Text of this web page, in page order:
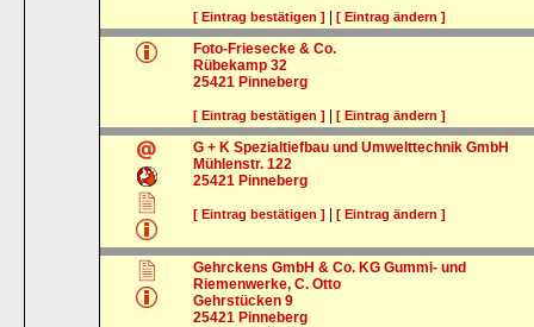
[ Eintrag bestätigen ] |[ Eintrag ändern ]
Foto-Friesecke & Co.
Rübekamp 32
25421 Pinneberg
[ Eintrag bestätigen ] |[ Eintrag ändern ]
G + K Spezialtiefbau und Umwelttechnik GmbH
Mühlenstr. 122
25421 Pinneberg
[ Eintrag bestätigen ] |[ Eintrag ändern ]
Gehrckens GmbH & Co. KG Gummi- und
Riemenwerke, C. Otto
Gehrstücken 9
25421 Pinneberg